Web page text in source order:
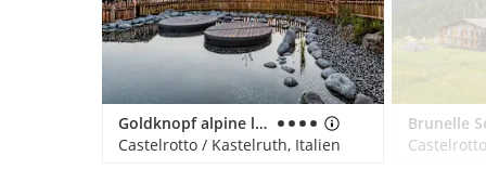
Goldknopf alpine lifestyle hotel
Castelrotto / Kastelruth, Italien